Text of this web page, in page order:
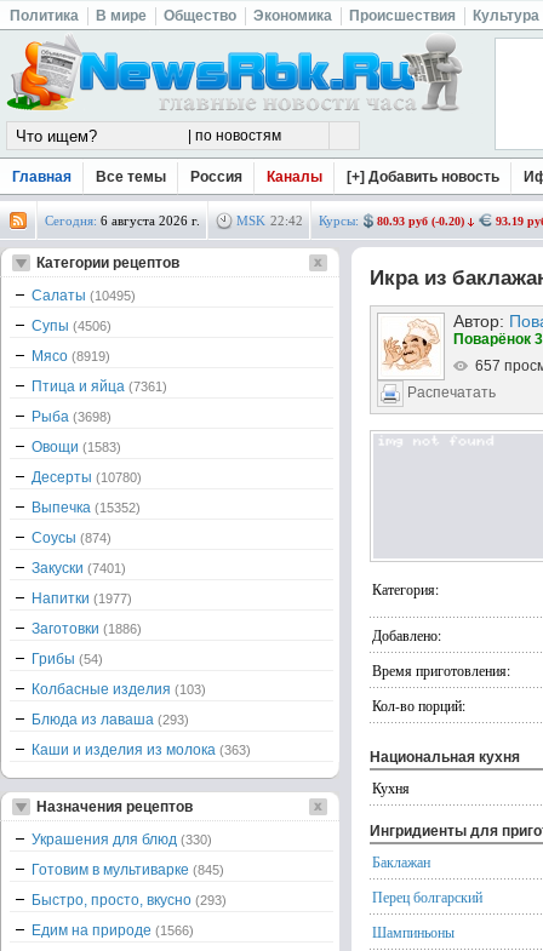
Политика В мире Общество Экономика Происшествия Культура
Главная Все темы Россия Каналы [+] Добавить новость
Сегодня: 6 августа 2026 г. MSK 22:42 Курсы: 80.93 руб (-0.20) 93.19
Икра из
Автор:
Поварёнок
657
Распечатать
Категория:
Добавлено:
Время приготовления:
Кол-во порций:
Национальная кухня
Кухня
Ингридиенты для
Баклажан
Перец болгарский
Шампиньоны
Категории рецептов
Салаты (10495)
Супы (4506)
Мясо (8919)
Птица и яйца (7361)
Рыба (3698)
Овощи (1583)
Десерты (10780)
Выпечка (15352)
Соусы (874)
Закуски (7401)
Напитки (1977)
Заготовки (1886)
Грибы (54)
Колбасные изделия (103)
Блюда из лаваша (293)
Каши и изделия из молока (363)
Назначения рецептов
Украшения для блюд (330)
Готовим в мультиварке (845)
Быстро, просто, вкусно (293)
Едим на природе (1566)